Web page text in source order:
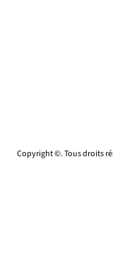
Copyright ©. Tous droits